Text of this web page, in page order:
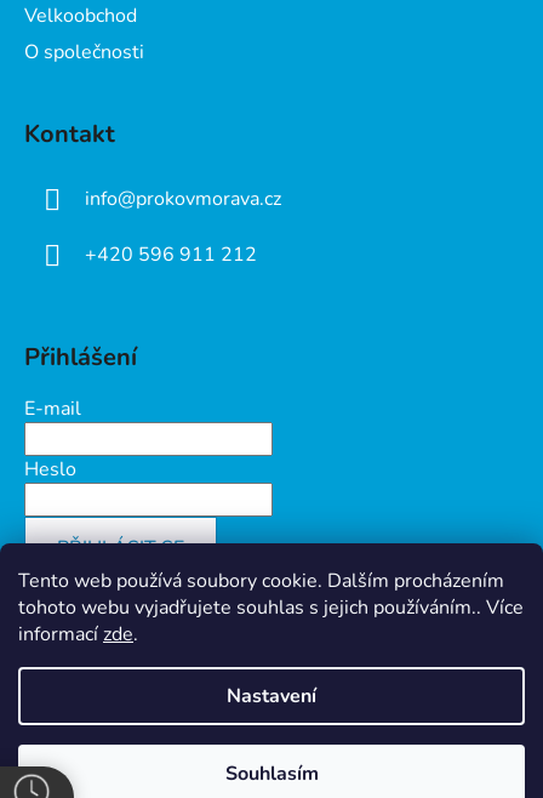
Tento web používá soubory cookie. Dalším procházením
tohoto webu vyjadřujete souhlas s jejich používáním.. Více
informacízde.
Nastavení
Souhlasím
Velkoobchod
O společnosti
Kontakt
info@prokovmorava.cz
+420 596 911 212
Přihlášení
E-mail
Heslo
PŘIHLÁSIT SE
Nová registraceZapomenuté heslo
Vytvořil Shoptet&
Ochrana osobních údajů
Copyright 2026
Prokov Morava s.r.o.